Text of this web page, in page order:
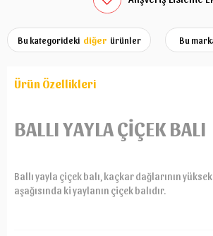
Bu kategorideki diğer ürünler Bu
Ürün Özellikleri
BALLI YAYLA ÇİÇEK BALI
Ballı yayla çiçek balı, kaçkar dağlarının yüksek
aşağısında ki yaylanın çiçek balıdır.